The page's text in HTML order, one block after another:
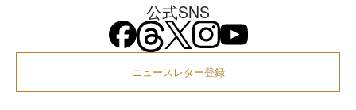
公式SNS
ニュースレター登録